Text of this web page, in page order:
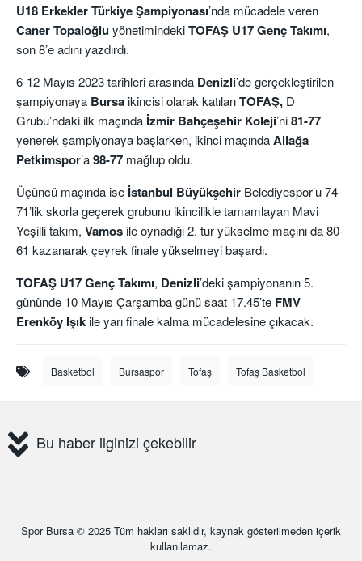
U18 Erkekler Türkiye Şampiyonası’nda mücadele veren
Caner TopaloğluyönetimindekiTOFAŞ U17 Genç Takımı,
son 8’e adını yazdırdı.
6-12 Mayıs 2023 tarihleri arasında Denizli’de gerçekleştirilen
şampiyonaya Bursaikincisi olarak katılanTOFAŞ, D
Grubu’ndaki ilk maçında İzmir Bahçeşehir Koleji’ni81-77
yenerek şampiyonaya başlarken, ikinci maçındaAliağa
Petkimspor’a98-77 mağlup oldu.
Üçüncü maçında ise İstanbul Büyükşehir Belediyespor’u 74-
71’lik skorla geçerek grubunu ikincilikle tamamlayan Mavi
Yeşilli takım, Vamosile oynadığı 2. tur yükselme maçını da 80-
61 kazanarak çeyrek finale yükselmeyi başardı.
TOFAŞ U17 Genç Takımı, Denizli’deki şampiyonanın 5.
gününde 10 Mayıs Çarşamba günü saat 17.45’te FMV
Erenköy Işıkile yarı finale kalma mücadelesine çıkacak.
Basketbol Bursaspor Tofaş Tofaş Basketbol
Bu haber ilginizi çekebilir
Spor Bursa © 2025 Tüm hakları saklıdır, kaynak gösterilmeden içerik
kullanılamaz.